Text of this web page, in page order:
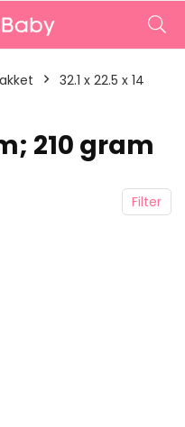
‎32.1 x 22.5 x 14
210 gram
Filter